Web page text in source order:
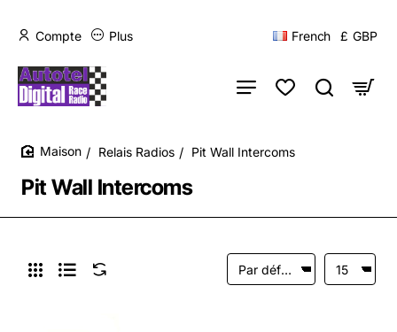
Compte Plus French £ GBP
Pit Wall Intercoms
Relais Radios Pit Wall Intercoms